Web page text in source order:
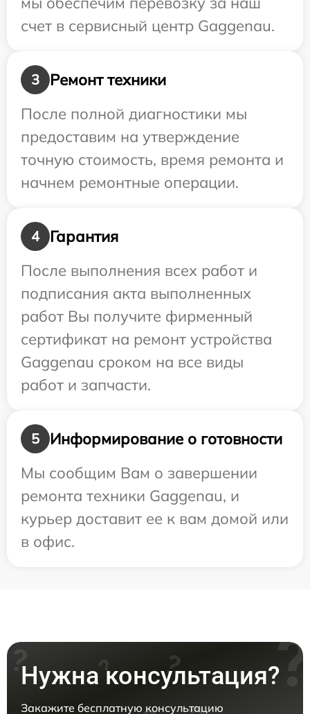
счет в сервисный центр Gaggenau.
3
Ремонт техники
После полной диагностики мы
предоставим на утверждение
точную стоимость, время ремонта и
начнем ремонтные операции.
4
Гарантия
После выполнения всех работ и
подписания акта выполненных
работ Вы получите фирменный
сертификат на ремонт устройства
Gaggenau сроком на все виды
работ и запчасти.
5
Информирование о готовности
Мы сообщим Вам о завершении
ремонта техники Gaggenau, и
курьер доставит ее к вам домой или
в офис.
Нужна консультация?
Закажите бесплатную консультацию